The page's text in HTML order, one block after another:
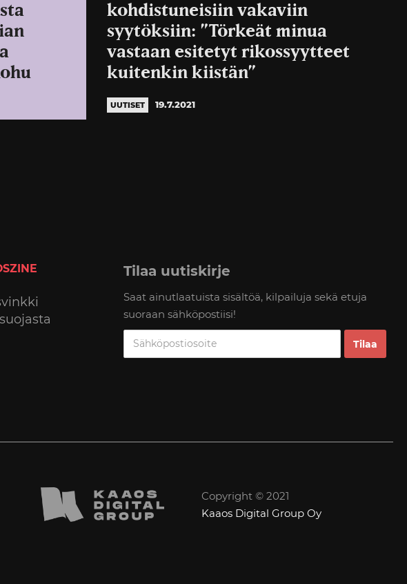
kohdistuneisiin vakaviin
syytöksiin: ”Törkeät minua
vastaan esitetyt rikossyytteet
kuitenkin kiistän”
UUTISET 19.7.2021
Tilaa uutiskirje
Saat ainutlaatuista sisältöä, kilpailuja sekä etuja
suoraan sähköpostiisi!
Copyright © 2021
Kaaos Digital Group Oy